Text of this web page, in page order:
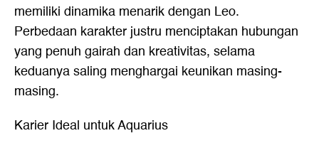
memiliki dinamika menarik dengan Leo.
Perbedaan karakter justru menciptakan hubungan
yang penuh gairah dan kreativitas, selama
keduanya saling menghargai keunikan masing-
masing.
Karier Ideal untuk Aquarius